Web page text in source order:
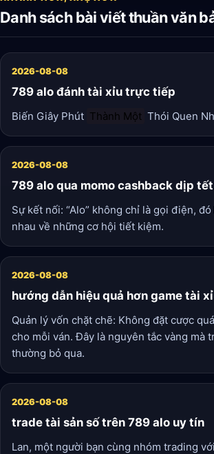
Danh sách bài viết thuần văn
2026-08-08
789 alo đánh tài xỉu trực tiếp
Biến Giây Phút Thành Một Thói Quen
2026-08-08
789 alo qua momo cashback dịp tết
Sự kết nối: “Alo” không chỉ là gọi điện,
nhau về những cơ hội tiết kiệm.
2026-08-08
hướng dẫn hiệu quả hơn game tài
Quản lý vốn chặt chẽ: Không đặt cược
cho mỗi ván. Đây là nguyên tắc vàng mà
thường bỏ qua.
2026-08-08
trade tài sản số trên 789 alo uy tín
Lan, một người bạn cùng nhóm trading